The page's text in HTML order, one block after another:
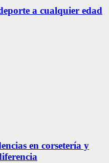
a cualquier edad
en corsetería y